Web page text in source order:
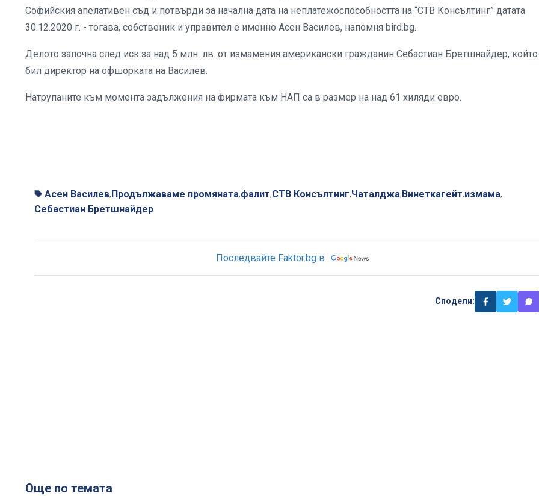
Софийския апелативен съд и потвърди за начална дата на неплатежоспособността на “СТВ Консълтинг” датата
30.12.2020 г. - тогава, собственик и управител е именно Асен Василев, напомня bird.bg.
Делото започна след иск за над 5 млн. лв. от измамения американски гражданин Себастиан Бретшнайдер, който
бил директор на офшорката на Василев.
Натрупаните към момента задължения на фирмата към НАП са в размер на над 61 хиляди евро.
Асен Василев,Продължаваме промяната,фалит,СТВ Консълтинг,Чаталджа,Винеткагейт,измама,
Себастиан Бретшнайдер
Последвайте Faktor.bg в
Сподели:
Още по темата